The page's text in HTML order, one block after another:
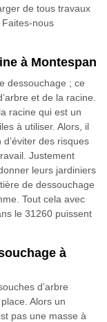
de tous travaux
nous
à Montespan
dessouchage ; ce
et de la racine.
racine qui est un
à utiliser. Alors, il
des risques
Justement
leurs jardiniers
de dessouchage
Tout cela avec
le 31260 puissent
à
d’arbre
Alors un
pas une masse à